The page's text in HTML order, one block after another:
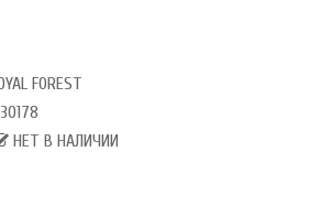
FOREST
НЕТ В НАЛИЧИИ